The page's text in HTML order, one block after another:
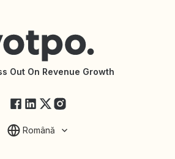
Out On Revenue Growth
Română